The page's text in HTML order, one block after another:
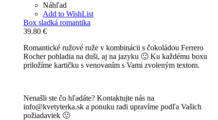
Náhľad
Add to WishList
Box sladká romantika
39.80 €
Romantické ružové ruže v kombinácii s čokoládou Ferrero
Rocher pohladia na duši, aj na jazyku 🙂 Ku každému boxu
priložíme kartičku s venovaním s Vami zvoleným textom.
Nenašli ste čo hľadáte? Kontaktujte nás na
info@kvetyterka.sk a ponuku radi upravíme podľa Vašich
požiadaviek 🙂